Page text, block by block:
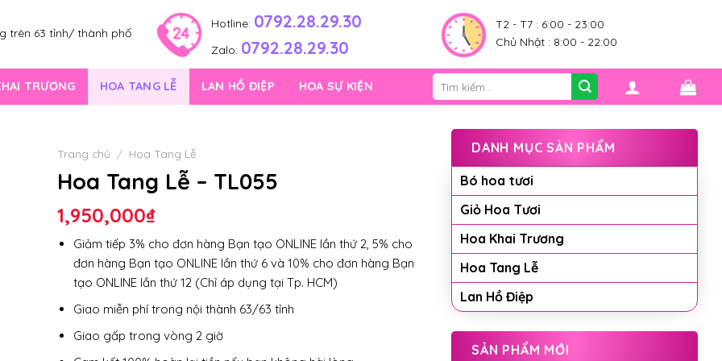
trên 63 tỉnh/ thành phố
Hotline: 0792.28.29.30
Zalo: 0792.28.29.30
T2 - T7 : 6:00 - 23:00
Chủ Nhật : 8:00 - 22:00
TRƯƠNG HOA TANG LỄ LAN HỒ ĐIỆP HOA SỰ KIỆN
Tìm
kiếm:
DANH MỤC SẢN PHẨM
Bó hoa tươi
Giỏ Hoa Tươi
Hoa Khai Trương
Hoa Tang Lễ
Lan Hồ Điệp
SẢN PHẨM MỚI
Trang chủ / Hoa Tang Lễ
Hoa Tang Lễ – TL055
1,950,000₫
Giảm tiếp 3% cho đơn hàng Bạn tạo ONLINE lần thứ 2, 5% cho
đơn hàng Bạn tạo ONLINE lần thứ 6 và 10% cho đơn hàng Bạn
tạo ONLINE lần thứ 12 (Chỉ áp dụng tại Tp. HCM)
Giao miễn phí trong nội thành 63/63 tỉnh
Giao gấp trong vòng 2 giờ